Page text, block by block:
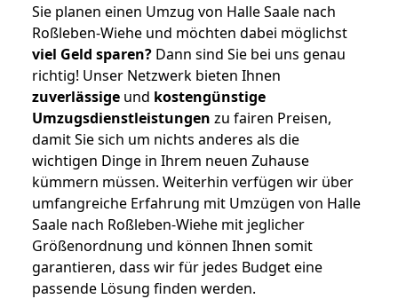
Sie planen einen Umzug von Halle Saale nach
Roßleben-Wiehe und möchten dabei möglichst
viel Geld sparen? Dann sind Sie bei uns genau
richtig! Unser Netzwerk bieten Ihnen
zuverlässige und kostengünstige
Umzugsdienstleistungen zu fairen Preisen,
damit Sie sich um nichts anderes als die
wichtigen Dinge in Ihrem neuen Zuhause
kümmern müssen. Weiterhin verfügen wir über
umfangreiche Erfahrung mit Umzügen von Halle
Saale nach Roßleben-Wiehe mit jeglicher
Größenordnung und können Ihnen somit
garantieren, dass wir für jedes Budget eine
passende Lösung finden werden.